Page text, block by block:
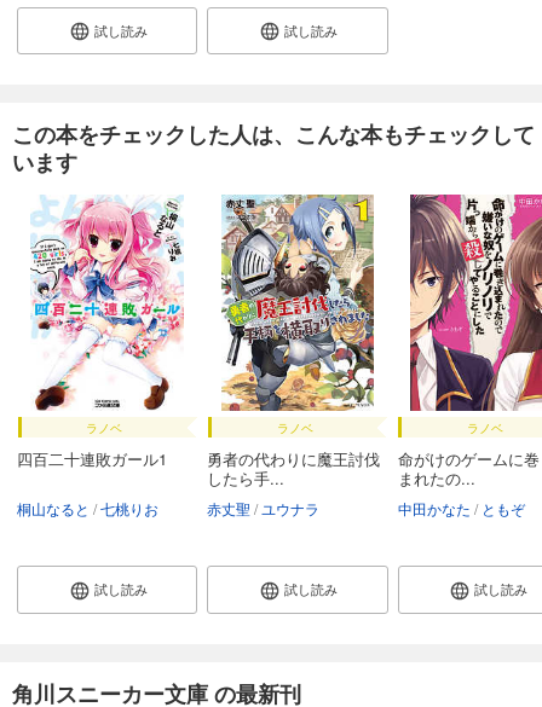
試し読み 試し読み
この本をチェックした人は、こんな本もチェックして
います
ラノベ
四百二十連敗ガール1
桐山なると 七桃りお
試し読み
ラノベ
勇者の代わりに魔王討伐
したら手...
赤丈聖 ユウナラ
試し読み
ラノベ
命がけのゲームに
まれたの...
中田かなた ともぞ
試し読み
角川スニーカー文庫 の最新刊